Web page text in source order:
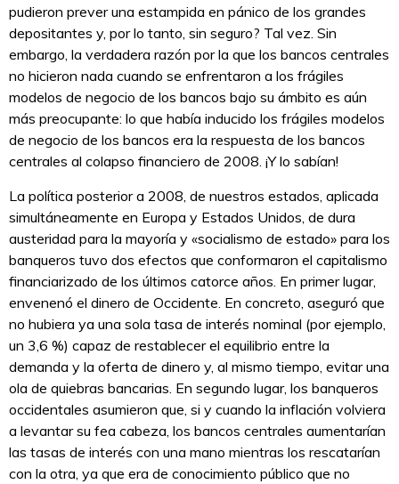
pudieron prever una estampida en pánico de los grandes
depositantes y, por lo tanto, sin seguro? Tal vez. Sin
embargo, la verdadera razón por la que los bancos centrales
no hicieron nada cuando se enfrentaron a los frágiles
modelos de negocio de los bancos bajo su ámbito es aún
más preocupante: lo que había inducido los frágiles modelos
de negocio de los bancos era la respuesta de los bancos
centrales al colapso financiero de 2008. ¡Y lo sabían!
La política posterior a 2008, de nuestros estados, aplicada
simultáneamente en Europa y Estados Unidos, de dura
austeridad para la mayoría y «socialismo de estado» para los
banqueros tuvo dos efectos que conformaron el capitalismo
financiarizado de los últimos catorce años. En primer lugar,
envenenó el dinero de Occidente. En concreto, aseguró que
no hubiera ya una sola tasa de interés nominal (por ejemplo,
un 3,6 %) capaz de restablecer el equilibrio entre la
demanda y la oferta de dinero y, al mismo tiempo, evitar una
ola de quiebras bancarias. En segundo lugar, los banqueros
occidentales asumieron que, si y cuando la inflación volviera
a levantar su fea cabeza, los bancos centrales aumentarían
las tasas de interés con una mano mientras los rescatarían
con la otra, ya que era de conocimiento público que no